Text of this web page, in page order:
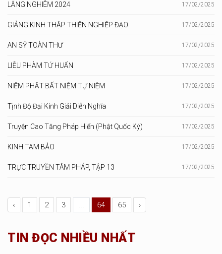
LĂNG NGHIÊM 2024
17/02/2025
GIẢNG KINH THẬP THIỆN NGHIỆP ĐẠO 17/02/2025
AN SỸ TOÀN THƯ 17/02/2025
LIỄU PHÀM TỨ HUẤN 17/02/2025
NIỆM PHẬT BẤT NIỆM TỰ NIỆM 17/02/2025
Tịnh Độ Đại Kinh Giải Diễn Nghĩa 17/02/2025
Truyện Cao Tăng Pháp Hiển (Phật Quốc Ký) 17/02/2025
KINH TAM BẢO 17/02/2025
TRỰC TRUYỀN TÂM PHÁP, TẬP 13 17/02/2025
‹ 1 2 3 ... 64 65 ›
TIN ĐỌC NHIỀU NHẤT